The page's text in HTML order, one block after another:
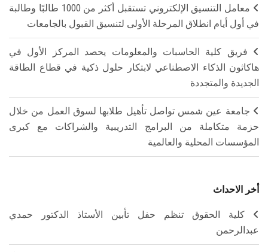
معامل التنسيق الإلكتروني تستقبل أكثر من 1000 طالبًا وطالبة
في أول أيام انطلاق المرحلة الأولى لتنسيق القبول بالجامعات
فريق كلية الحاسبات والمعلومات يحصد المركز الأول في
هاكاثون الذكاء الاصطناعي لابتكار حلول ذكية في قطاع الطاقة
الجديدة والمتجددة
جامعة عين شمس تواصل تأهيل طلابها لسوق العمل من خلال
حزمة متكاملة من البرامج التدريبية والشراكات مع كبرى
المؤسسات المحلية والعالمية
أخر الاحداث
كلية الحقوق تنظم حفل تأبين الأستاذ الدكتور حمدي
عبدالرحمن